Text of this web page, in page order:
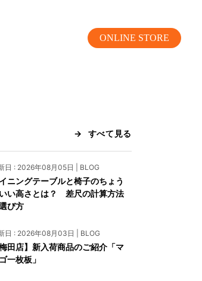
ONLINE STORE
よくあるご質問
お問い合わせ
資料請求
すべて見る
日 : 2026年08月05日 | BLOG
ニングテーブルと椅子のちょう
い高さとは？ 差尺の計算方法
び方
日 : 2026年08月03日 | BLOG
梅田店】新入荷商品のご紹介「マ
一枚板」